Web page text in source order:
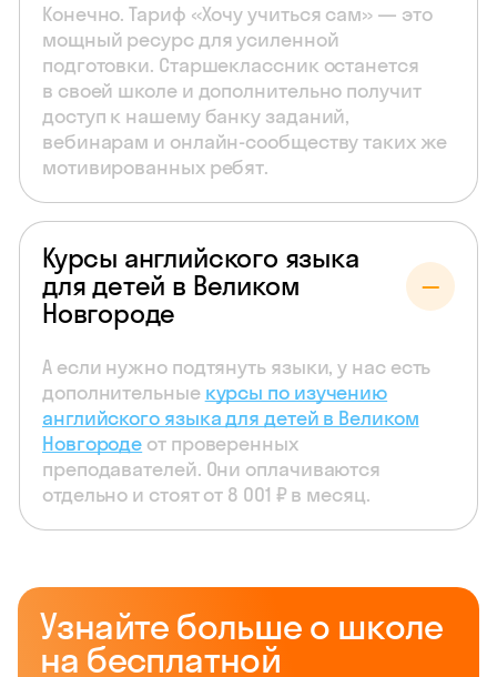
Конечно. Тариф «Хочу учиться сам» — это
мощный ресурс для усиленной
подготовки. Старшеклассник останется
в своей школе и дополнительно получит
доступ к нашему банку заданий,
вебинарам и онлайн-сообществу таких же
мотивированных ребят.
Курсы английского языка
для детей в Великом
Новгороде
А если нужно подтянуть языки, у нас есть
дополнительные курсы по изучению
английского языка для детей в Великом
Новгороде от проверенных
преподавателей. Они оплачиваются
отдельно и стоят от 8 001 ₽ в месяц.
Узнайте больше о школе
на бесплатной